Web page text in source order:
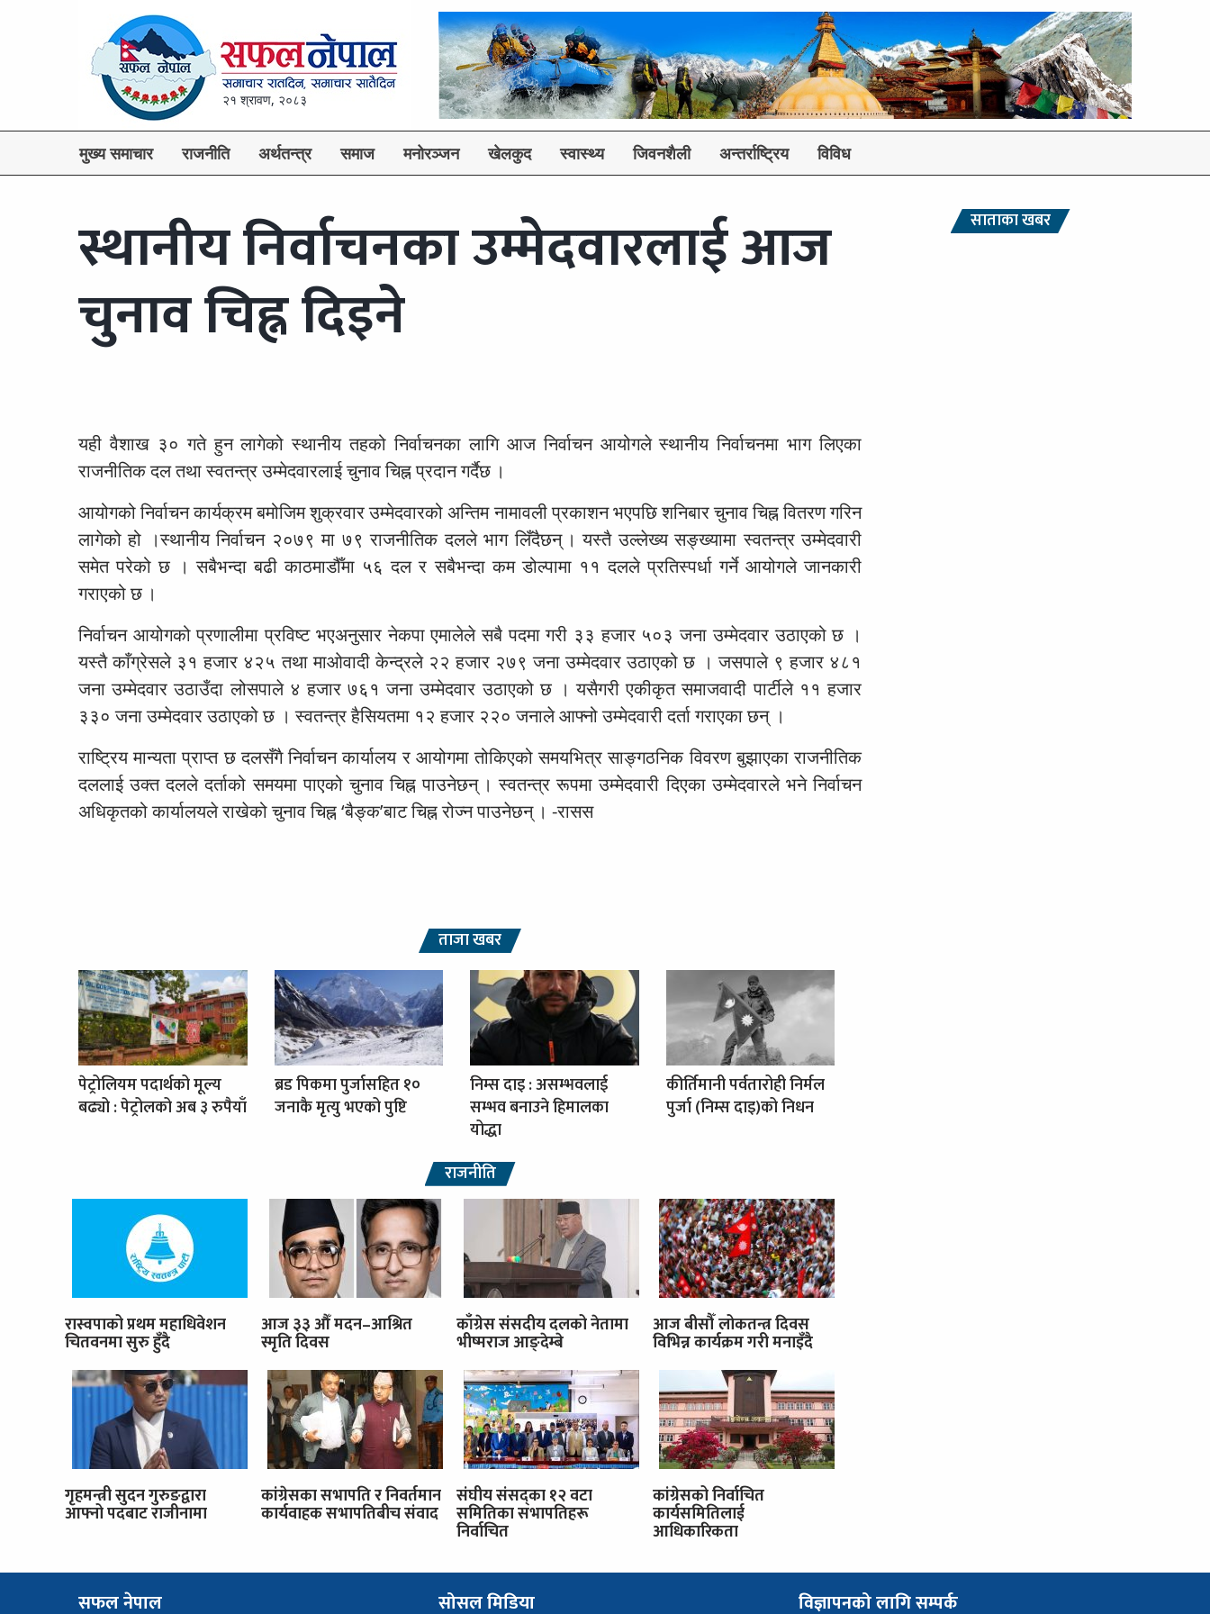
२१ श्रावण, २०८३
मुख्य समाचार राजनीति अर्थतन्त्र समाज मनोरञ्जन खेलकुद स्वास्थ्य जिवनशैली अन्तर्राष्ट्रिय विविध
स्थानीय निर्वाचनका उम्मेदवारलाई आज
चुनाव चिह्न दिइने
यही वैशाख ३० गते हुन लागेको स्थानीय तहको निर्वाचनका लागि आज निर्वाचन आयोगले स्थानीय निर्वाचनमा भाग लिएका
राजनीतिक दल तथा स्वतन्त्र उम्मेदवारलाई चुनाव चिह्न प्रदान गर्दैछ ।
आयोगको निर्वाचन कार्यक्रम बमोजिम शुक्रवार उम्मेदवारको अन्तिम नामावली प्रकाशन भएपछि शनिबार चुनाव चिह्न वितरण गरिन
लागेको हो ।स्थानीय निर्वाचन २०७९ मा ७९ राजनीतिक दलले भाग लिँदैछन् । यस्तै उल्लेख्य सङ्ख्यामा स्वतन्त्र उम्मेदवारी
समेत परेको छ । सबैभन्दा बढी काठमाडौँमा ५६ दल र सबैभन्दा कम डोल्पामा ११ दलले प्रतिस्पर्धा गर्ने आयोगले जानकारी
गराएको छ ।
निर्वाचन आयोगको प्रणालीमा प्रविष्ट भएअनुसार नेकपा एमालेले सबै पदमा गरी ३३ हजार ५०३ जना उम्मेदवार उठाएको छ ।
यस्तै काँग्रेसले ३१ हजार ४२५ तथा माओवादी केन्द्रले २२ हजार २७९ जना उम्मेदवार उठाएको छ । जसपाले ९ हजार ४८१
जना उम्मेदवार उठाउँदा लोसपाले ४ हजार ७६१ जना उम्मेदवार उठाएको छ । यसैगरी एकीकृत समाजवादी पार्टीले ११ हजार
३३० जना उम्मेदवार उठाएको छ । स्वतन्त्र हैसियतमा १२ हजार २२० जनाले आफ्नो उम्मेदवारी दर्ता गराएका छन् ।
राष्ट्रिय मान्यता प्राप्त छ दलसँगै निर्वाचन कार्यालय र आयोगमा तोकिएको समयभित्र साङ्गठनिक विवरण बुझाएका राजनीतिक
दललाई उक्त दलले दर्ताको समयमा पाएको चुनाव चिह्न पाउनेछन् । स्वतन्त्र रूपमा उम्मेदवारी दिएका उम्मेदवारले भने निर्वाचन
अधिकृतको कार्यालयले राखेको चुनाव चिह्न ‘बैङ्क’बाट चिह्न रोज्न पाउनेछन् । -रासस
ताजा खबर
पेट्रोलियम पदार्थको मूल्य
बढ्यो : पेट्रोलको अब ३ रुपैयाँ
ब्रड पिकमा पुर्जासहित १०
जनाकै मृत्यु भएको पुष्टि
निम्स दाइ : असम्भवलाई
सम्भव बनाउने हिमालका
योद्धा
कीर्तिमानी पर्वतारोही निर्मल
पुर्जा (निम्स दाइ)को निधन
राजनीति
रास्वपाको प्रथम महाधिवेशन
चितवनमा सुरु हुँदै
आज ३३ औँ मदन–आश्रित
स्मृति दिवस
काँग्रेस संसदीय दलको नेतामा
भीष्मराज आङ्देम्बे
आज बीसौँ लोकतन्त्र दिवस
विभिन्न कार्यक्रम गरी मनाइँदै
गृहमन्त्री सुदन गुरुङद्वारा
आफ्नो पदबाट राजीनामा
कांग्रेसका सभापति र निवर्तमान
कार्यवाहक सभापतिबीच संवाद
संघीय संसद्का १२ वटा
समितिका सभापतिहरू
निर्वाचित
कांग्रेसको निर्वाचित
कार्यसमितिलाई
आधिकारिकता
साताका खबर
सफल नेपाल सोसल मिडिया विज्ञापनको लागि सम्पर्क